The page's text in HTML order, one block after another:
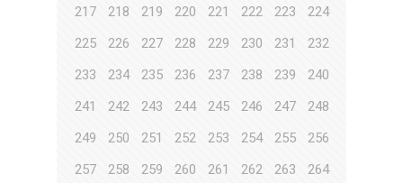
217
218 219 220 221 222 223
224
225
226 227 228 229 230 231
232
233
234 235 236 237 238 239
240
241
242 243 244 245 246 247
248
249
250 251 252 253 254 255
256
257
258 259 260 261 262 263
264